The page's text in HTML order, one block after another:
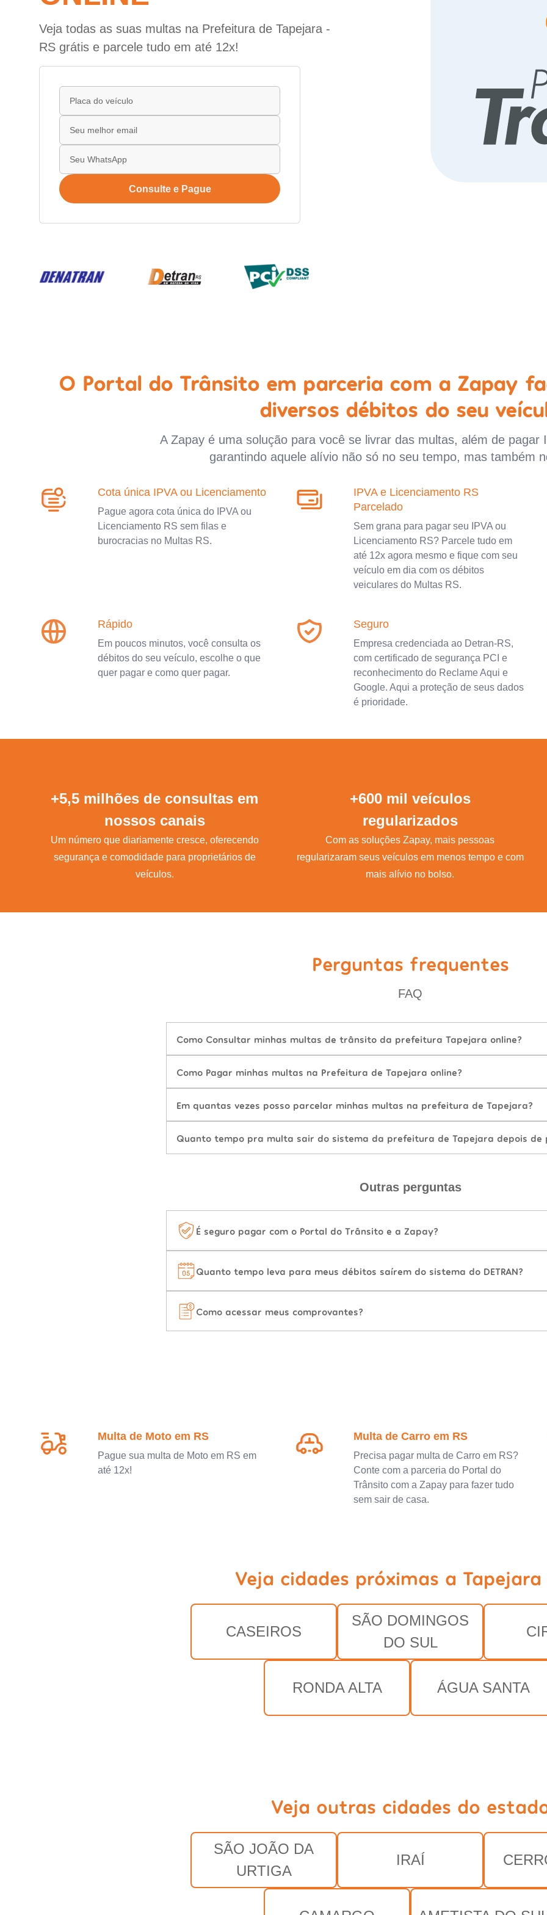
Veja todas as suas multas na Prefeitura de Tapejara -
RS grátis e parcele tudo em até 12x!
Consulte e Pague
O Portal do Trânsito em parceria com a Zapay
diversos débitos do seu
A Zapay é uma solução para você se livrar das multas, além de pagar
garantindo aquele alívio não só no seu tempo, mas também
Cota única IPVA ou Licenciamento
Pague agora cota única do IPVA ou
Licenciamento RS sem filas e
burocracias no Multas RS.
IPVA e Licenciamento RS
Parcelado
Sem grana para pagar seu IPVA ou
Licenciamento RS? Parcele tudo em
até 12x agora mesmo e fique com seu
veículo em dia com os débitos
veiculares do Multas RS.
Rápido
Em poucos minutos, você consulta os
débitos do seu veículo, escolhe o que
quer pagar e como quer pagar.
Seguro
Empresa credenciada ao Detran-RS,
com certificado de segurança PCI e
reconhecimento do Reclame Aqui e
Google. Aqui a proteção de seus dados
é prioridade.
+5,5 milhões de consultas em
nossos canais
Um número que diariamente cresce, oferecendo
segurança e comodidade para proprietários de
veículos.
+600 mil veículos
regularizados
Com as soluções Zapay, mais pessoas
regularizaram seus veículos em menos tempo e com
mais alívio no bolso.
Perguntas frequentes
FAQ
Como Consultar minhas multas de trânsito da prefeitura Tapejara online?
Como Pagar minhas multas na Prefeitura de Tapejara online?
Em quantas vezes posso parcelar minhas multas na prefeitura de Tapejara?
Quanto tempo pra multa sair do sistema da prefeitura de Tapejara depois de
Outras perguntas
É seguro pagar com o Portal do Trânsito e a Zapay?
Quanto tempo leva para meus débitos saírem do sistema do DETRAN?
Como acessar meus comprovantes?
Multa de Moto em RS
Pague sua multa de Moto em RS em
até 12x!
Multa de Carro em RS
Precisa pagar multa de Carro em RS?
Conte com a parceria do Portal do
Trânsito com a Zapay para fazer tudo
sem sair de casa.
Veja cidades próximas a Tapejara
CASEIROS
SÃO DOMINGOS
DO SUL
RONDA ALTA ÁGUA SANTA
Veja outras cidades do
SÃO JOÃO DA
URTIGA
IRAÍ